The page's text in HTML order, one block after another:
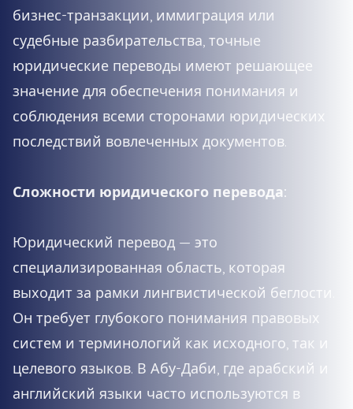
бизнес-транзакции, иммиграция или
судебные разбирательства, точные
юридические переводы имеют решающее
значение для обеспечения понимания и
соблюдения всеми сторонами юридических
последствий вовлеченных документов.
Сложности юридического перевода:
Юридический перевод — это
специализированная область, которая
выходит за рамки лингвистической беглости.
Он требует глубокого понимания правовых
систем и терминологий как исходного, так и
целевого языков. В Абу-Даби, где арабский и
английский языки часто используются в